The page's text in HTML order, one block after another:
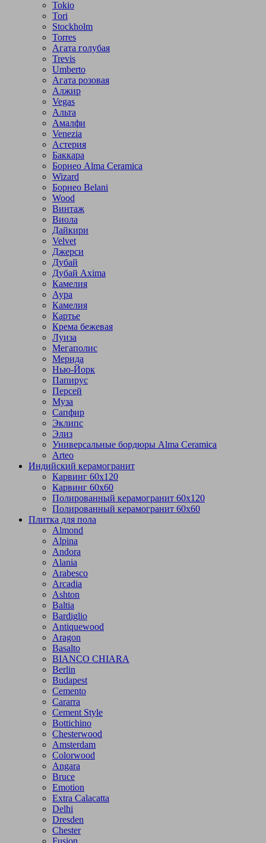
Tokio
Tori
Stockholm
Torres
Агата голубая
Trevis
Umberto
Агата розовая
Алжир
Vegas
Альта
Амалфи
Venezia
Астерия
Баккара
Борнео Alma Ceramica
Wizard
Борнео Belani
Wood
Винтаж
Виола
Дайкири
Velvet
Джерси
Дубай
Дубай Axima
Камелия
Аура
Камелия
Картье
Крема бежевая
Луиза
Мегаполис
Мерида
Нью-Йорк
Папирус
Персей
Муза
Сапфир
Эклипс
Элиз
Универсальные бордюры Alma Ceramica
Arteo
Индийский керамогранит
Карвинг 60х120
Карвинг 60х60
Полированный керамогранит 60х120
Полированный керамогранит 60х60
Плитка для пола
Almond
Alpina
Andora
Alania
Arabesco
Arcadia
Ashton
Baltia
Bardiglio
Antiquewood
Aragon
Basalto
BIANCO CHIARA
Berlin
Budapest
Cemento
Cararra
Cement Style
Bottichino
Chesterwood
Amsterdam
Colorwood
Angara
Bruce
Emotion
Extra Calacatta
Delhi
Dresden
Chester
Fusion